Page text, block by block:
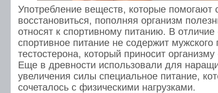
Употребление веществ, которые помогают
восстановиться, пополняя организм
относят к спортивному питанию. В отличие
спортивное питание не содержит мужского
тестостерона, который приносит
Еще в древности использовали для
увеличения силы специальное питание,
сочеталось с физическими нагрузками.